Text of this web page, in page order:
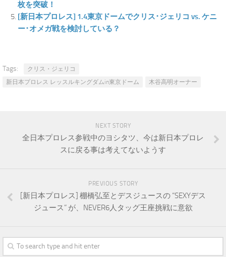
枚を突破！
[新日本プロレス] 1.4東京ドームでクリス･ジェリコ vs. ケニ
ー･オメガ戦を検討している？
Tags:
クリス・ジェリコ
新日本プロレス レッスルキングダムin東京ドーム
木谷高明オーナー
NEXT STORY
全日本プロレス参戦中のヨシタツ、今は新日本プロレ
スに戻る事は考えてないようす
PREVIOUS STORY
[新日本プロレス] 棚橋弘至とデスジュースの “SEXYデス
ジュース” が、NEVER6人タッグ王座挑戦に意欲